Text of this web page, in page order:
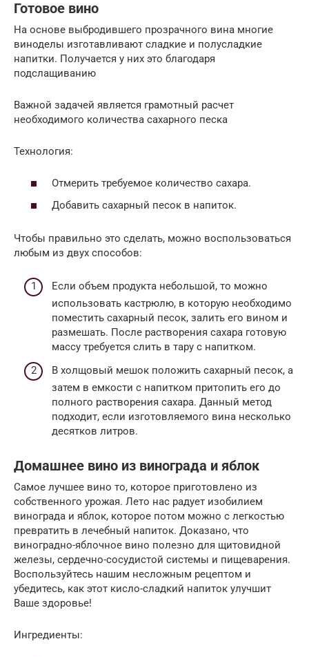
Готовое вино
На основе выбродившего прозрачного вина многие
виноделы изготавливают сладкие и полусладкие
напитки. Получается у них это благодаря
подслащиванию
Важной задачей является грамотный расчет
необходимого количества сахарного песка
Технология:
Отмерить требуемое количество сахара.
Добавить сахарный песок в напиток.
Чтобы правильно это сделать, можно воспользоваться
любым из двух способов:
Если объем продукта небольшой, то можно
использовать кастрюлю, в которую необходимо
поместить сахарный песок, залить его вином и
размешать. После растворения сахара готовую
массу требуется слить в тару с напитком.
В холщовый мешок положить сахарный песок, а
затем в емкости с напитком притопить его до
полного растворения сахара. Данный метод
подходит, если изготовляемого вина несколько
десятков литров.
Домашнее вино из винограда и яблок
Самое лучшее вино то, которое приготовлено из
собственного урожая. Лето нас радует изобилием
винограда и яблок, которое потом можно с легкостью
превратить в лечебный напиток. Доказано, что
виноградно-яблочное вино полезно для щитовидной
железы, сердечно-сосудистой системы и пищеварения.
Воспользуйтесь нашим несложным рецептом и
убедитесь, как этот кисло-сладкий напиток улучшит
Ваше здоровье!
Ингредиенты: